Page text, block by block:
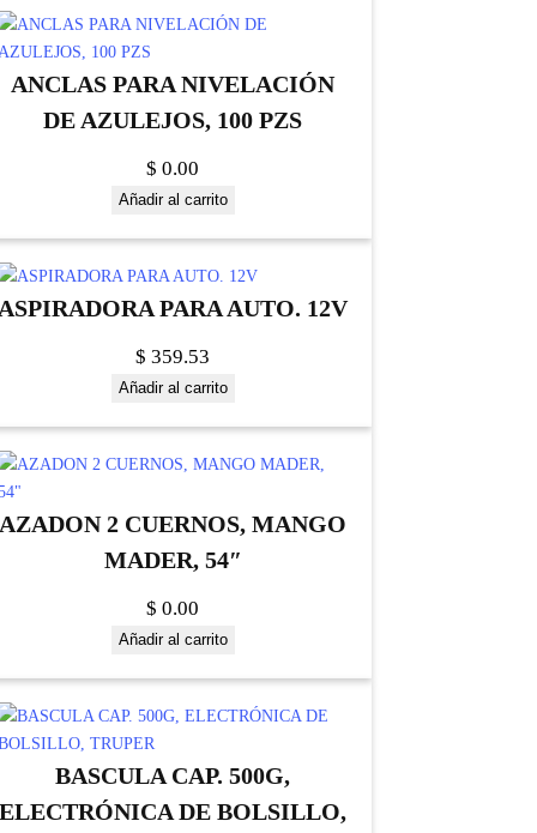
ANCLAS PARA NIVELACIÓN
DE AZULEJOS, 100 PZS
$ 0.00
Añadir al carrito
PARA AUTO. 12V
$ 359.53
Añadir al carrito
AZADON 2 CUERNOS, MANGO
MADER, 54″
$ 0.00
Añadir al carrito
BASCULA CAP. 500G,
ELECTRÓNICA DE BOLSILLO,